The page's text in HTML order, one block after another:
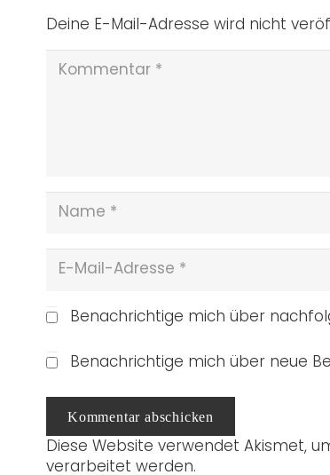
Deine E-Mail-Adresse wird nicht
Benachrichtige mich über
Benachrichtige mich über neue
Kommentar abschicken
Diese Website verwendet Akismet,
verarbeitet werden.